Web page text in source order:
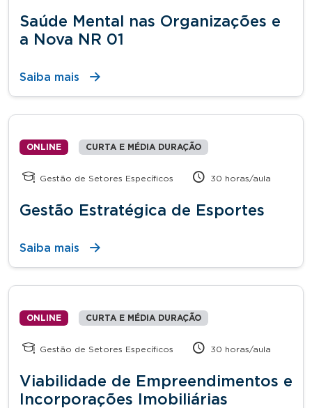
Saúde Mental nas Organizações e
a Nova NR 01
Saiba mais
ONLINE CURTA E MÉDIA DURAÇÃO
Gestão de Setores Específicos 30 horas/aula
Gestão Estratégica de Esportes
Saiba mais
ONLINE CURTA E MÉDIA DURAÇÃO
Gestão de Setores Específicos 30 horas/aula
Viabilidade de Empreendimentos e
Incorporações Imobiliárias